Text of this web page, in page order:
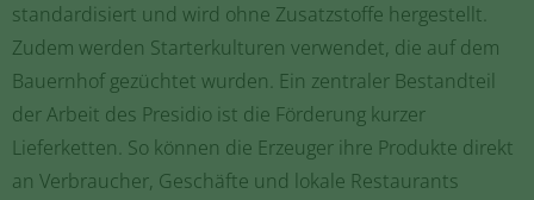
standardisiert und wird ohne Zusatzstoffe hergestellt.
Zudem werden Starterkulturen verwendet, die auf dem
Bauernhof gezüchtet wurden. Ein zentraler Bestandteil
der Arbeit des Presidio ist die Förderung kurzer
Lieferketten. So können die Erzeuger ihre Produkte direkt
an Verbraucher, Geschäfte und lokale Restaurants